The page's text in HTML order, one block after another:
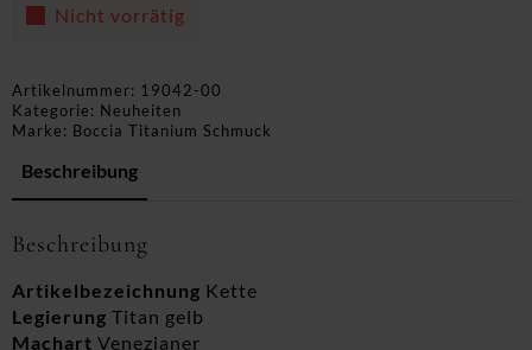
Nicht vorrätig
Artikelnummer: 19042-00
Kategorie: Neuheiten
Marke: Boccia Titanium Schmuck
Beschreibung
Beschreibung
Artikelbezeichnung Kette
Legierung Titan gelb
Machart Venezianer